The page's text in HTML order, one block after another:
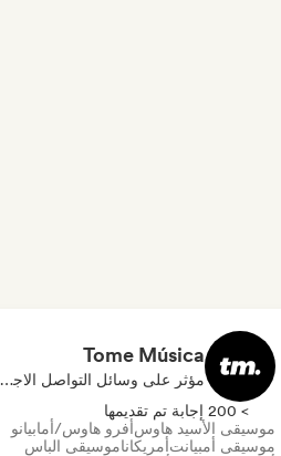
Tome Música
مؤثر على وسائل التواصل الاجتماعي
> 200 إجابة تم تقديمها
موسيقى الأسيد هاوسأفرو هاوس/أمابيانو
موسيقى أمبيانتأمريكاناموسيقى الباس